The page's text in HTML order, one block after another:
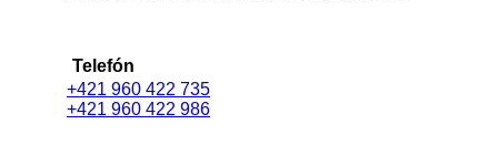
Telefón
+421 960 422 735
+421 960 422 986